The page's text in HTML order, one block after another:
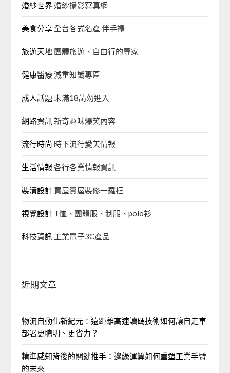
婚紗世界婚紗攝影寫真網
美食分享全台各式名產 伴手禮
旅遊天地 團體旅遊、自由行的專家‎
健康醫療減重知識專區
成人話題 未滿18請勿進入
網路資訊 新奇趣味爆笑內容
流行時尚 時下流行愛美情報
生活情報 各行各業情報資訊
裝潢設計 買屋賣屋裝修一羅框
視覺設計 T恤、團體服、制服、polo衫
科技資訊 工業電子3C產品
近期文章
物流自動化新紀元：遠距離高速讀碼技術如何讓自走車
部署更聰明、更省力？
精準感知背後的關鍵推手：邊緣運算如何重塑工業手臂
的未來